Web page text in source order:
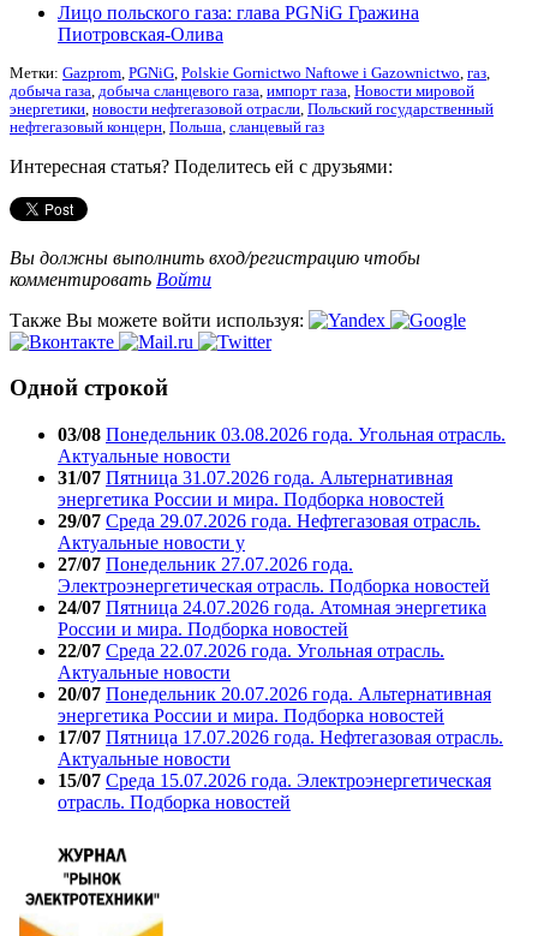
Лицо польского газа: глава PGNiG Гражина
Пиотровская-Олива
Метки: Gazprom PGNiG Polskie Gornictwo Naftowe i Gazownictwo газ
добыча газа добыча сланцевого газа импорт газа Новости мировой
энергетики новости нефтегазовой отрасли Польский государственный
нефтегазовый концерн Польша сланцевый газ
Интересная статья? Поделитесь ей с друзьями:
Вы должны выполнить вход/регистрацию чтобы
комментировать Войти
Также Вы можете войти используя:
Одной строкой
03/08 Понедельник 03.08.2026 года. Угольная отрасль.
Актуальные новости
31/07 Пятница 31.07.2026 года. Альтернативная
энергетика России и мира. Подборка новостей
29/07 Среда 29.07.2026 года. Нефтегазовая отрасль.
Актуальные новости у
27/07 Понедельник 27.07.2026 года.
Электроэнергетическая отрасль. Подборка новостей
24/07 Пятница 24.07.2026 года. Атомная энергетика
России и мира. Подборка новостей
22/07 Среда 22.07.2026 года. Угольная отрасль.
Актуальные новости
20/07 Понедельник 20.07.2026 года. Альтернативная
энергетика России и мира. Подборка новостей
17/07 Пятница 17.07.2026 года. Нефтегазовая отрасль.
Актуальные новости
15/07 Среда 15.07.2026 года. Электроэнергетическая
отрасль. Подборка новостей